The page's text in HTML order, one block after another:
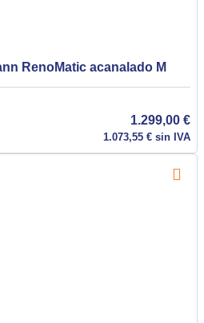
RenoMatic acanalado M
1.299,00 €
1.073,55 € sin IVA